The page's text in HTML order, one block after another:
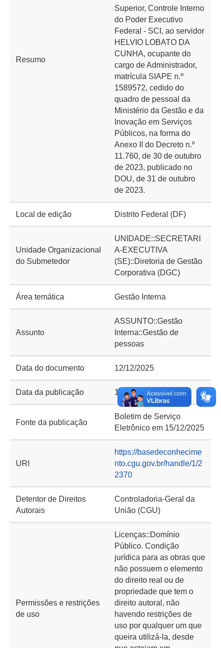
Resumo
Superior, Controle Interno
do Poder Executivo
Federal - SCI, ao servidor
HELVIO LOBATO DA
CUNHA, ocupante do
cargo de Administrador,
matrícula SIAPE n.º
1589572, cedido do
quadro de pessoal da
Ministério da Gestão e da
Inovação em Serviços
Públicos, na forma do
Anexo II do Decreto n.º
11.760, de 30 de outubro
de 2023, publicado no
DOU, de 31 de outubro
de 2023.
Local de edição Distrito Federal (DF)
Unidade Organizacional
do Submetedor
UNIDADE::SECRETARI
A-EXECUTIVA
(SE)::Diretoria de Gestão
Corporativa (DGC)
Área temática Gestão Interna
Assunto
ASSUNTO::Gestão
Interna::Gestão de
pessoas
Data do documento 12/12/2025
Data da publicação 15/12/2025
Fonte da publicação
Boletim de Serviço
Eletrônico em 15/12/2025
URI
https://basedeconhecime
nto.cgu.gov.br/handle/1/2
2370
Detentor de Direitos
Autorais
Controladoria-Geral da
União (CGU)
Permissões e restrições
de uso
Licenças::Domínio
Público. Condição
jurídica para as obras que
não possuem o elemento
do direito real ou de
propriedade que tem o
direito autoral, não
havendo restrições de
uso por qualquer um que
queira utilizá-la, desde